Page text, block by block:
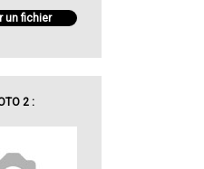
un fichier
2 :